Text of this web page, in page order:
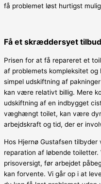
få problemet løst hurtigst
Få et skræddersyet
Prisen for at få repareret et
af problemets kompleksitet og
simpel udskiftning af
kan være relativt billig. Mere
udskiftning af en indbygget
væghængt toilet, kan være
arbejdskraft og tid, der er
Hos Hjernø Gustafsen
reparation af løbende
prisoversigt, før arbejdet
kan forvente. Vi går op i at